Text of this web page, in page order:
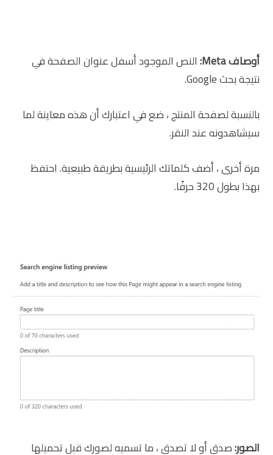
أوصافMeta
:النص الموجود أسفل عنوان الصفحة في
نتيجة بحث Google.
بالنسبة لصفحة المنتج ، ضع في اعتبارك أن هذه معاينة لما
سيشاهدونه عند النقر.
مرة أخرى ، أضف كلماتك الرئيسية بطريقة طبيعية. احتفظ
بهذا بطول 320 حرفًا.
الصور:صدق أو لا تصدق ، ما تسميه لصورك قبل تحميلها